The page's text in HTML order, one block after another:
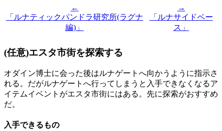
←
「ルナティックパンドラ研究所(ラグナ
編)」
→
「ルナサイドベー
ス」
(任意)エスタ市街を探索する
オダイン博士に会った後はルナゲートへ向かうように指示さ
れる。だがルナゲートへ行ってしまうと入手できなくなるア
イテムイベントがエスタ市街にはある。先に探索がおすすめ
だ。
入手できるもの